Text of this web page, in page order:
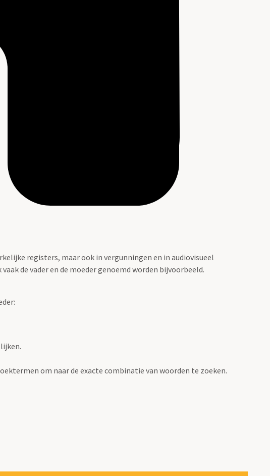
registers, maar ook in vergunningen en in audiovisueel
de vader en de moeder genoemd worden bijvoorbeeld.
om naar de exacte combinatie van woorden te zoeken.